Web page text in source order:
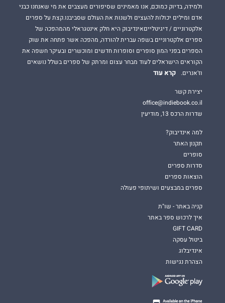
ולמידה, בדיוק כמוכם, אנו מאמינים שסיפורים מעצבים את מי שאנחנו כבני
אדם ומילים יכולות להעצים ולשנות את העולם שסביבנו.קצת על ספרים
אלקטרוניים / דיגיטלייםאינדיבוק היא חלק אינטגראלי מהמהפכה של
ספרים אלקטרוניים בשפה עברית להורדה, מהפכה אשר פתחה את שוק
הספרים בפני המון סופרים וסופרות חדשים ומוכשרים ובעיקר חשפה את
הקוראים הישראלים לעוד מבחר עצום ומרתק של ספרים בשלל נושאים
וז'אנרים.
קרא עוד
יצירת קשר
office@indiebook.co.il
שדרות הרכס 13, מודיעין
למה אינדיבוק?
תקנון האתר
סופרים
סדרות ספרים
הוצאות ספרים
ספרים במבצעים ושיתופי פעולה
קניה באתר - שו"ת
איך לרכוש ספר באתר
GIFT CARD
ביטול עסקה
אינדיבלוג
הצהרת נגישות